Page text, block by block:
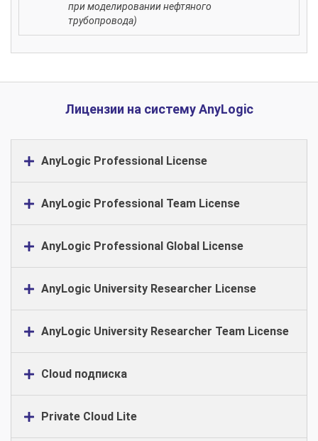
при моделировании нефтяного
трубопровода)
Лицензии на систему AnyLogic
AnyLogic Professional License
AnyLogic Professional Team License
AnyLogic Professional Global License
AnyLogic University Researcher License
AnyLogic University Researcher Team License
Cloud подписка
Private Cloud Lite